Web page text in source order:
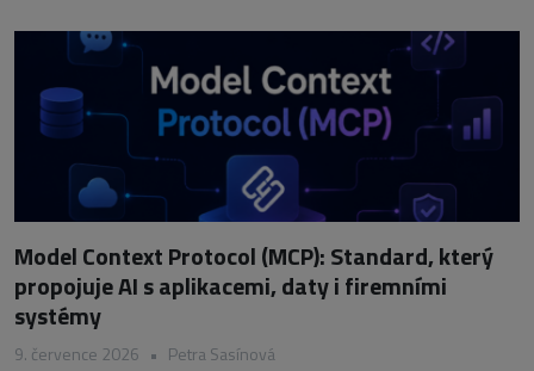
Model Context Protocol (MCP): Standard, který
propojuje AI s aplikacemi, daty i firemními
systémy
9. července 2026 • Petra Sasínová